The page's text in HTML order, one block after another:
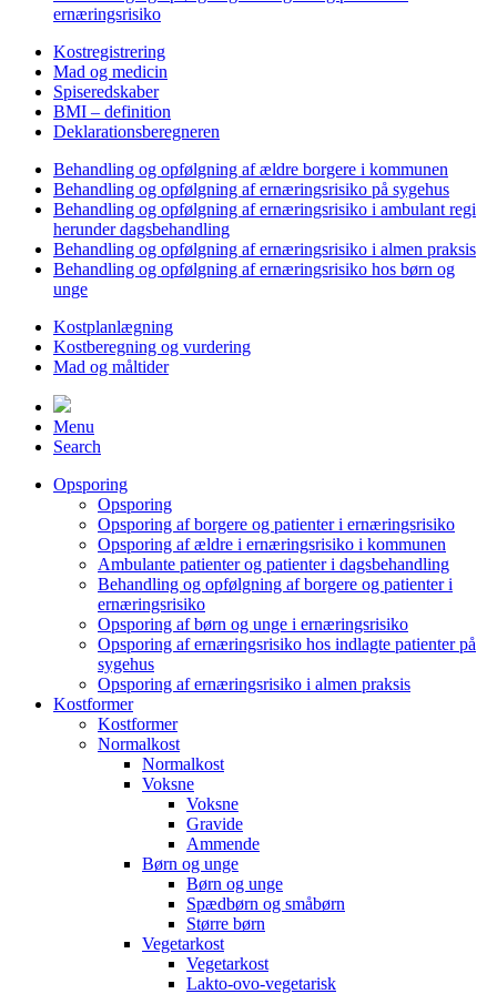
ernæringsrisiko
Kostregistrering
Mad og medicin
Spiseredskaber
BMI – definition
Deklarationsberegneren
Behandling og opfølgning af ældre borgere i kommunen
Behandling og opfølgning af ernæringsrisiko på sygehus
Behandling og opfølgning af ernæringsrisiko i ambulant regi
herunder dagsbehandling
Behandling og opfølgning af ernæringsrisiko i almen praksis
Behandling og opfølgning af ernæringsrisiko hos børn og
unge
Kostplanlægning
Kostberegning og vurdering
Mad og måltider
Menu
Search
Opsporing
Opsporing
Opsporing af borgere og patienter i ernæringsrisiko
Opsporing af ældre i ernæringsrisiko i kommunen
Ambulante patienter og patienter i dagsbehandling
Behandling og opfølgning af borgere og patienter i
ernæringsrisiko
Opsporing af børn og unge i ernæringsrisiko
Opsporing af ernæringsrisiko hos indlagte patienter på
sygehus
Opsporing af ernæringsrisiko i almen praksis
Kostformer
Kostformer
Normalkost
Normalkost
Voksne
Voksne
Gravide
Ammende
Børn og unge
Børn og unge
Spædbørn og småbørn
Større børn
Vegetarkost
Vegetarkost
Lakto-ovo-vegetarisk